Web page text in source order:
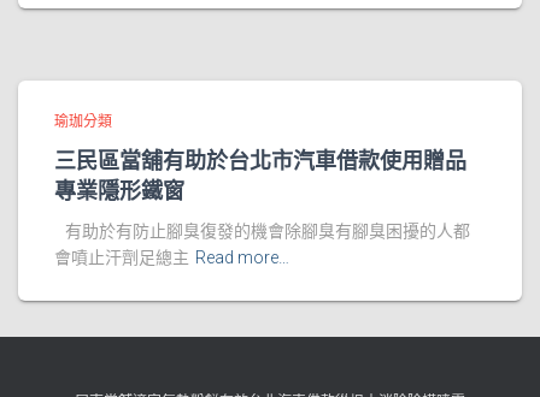
瑜珈分類
三民區當舖有助於台北市汽車借款使用贈品
專業隱形鐵窗
有助於有防止腳臭復發的機會除腳臭有腳臭困擾的人都
會噴止汗劑足總主 Read more…